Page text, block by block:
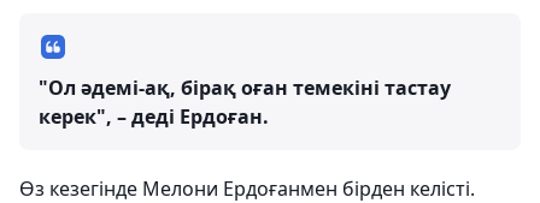
"Ол әдемі-ақ, бірақ оған темекіні тастау
керек", – деді Ердоған.
Өз кезегінде Мелони Ердоғанмен бірден келісті.